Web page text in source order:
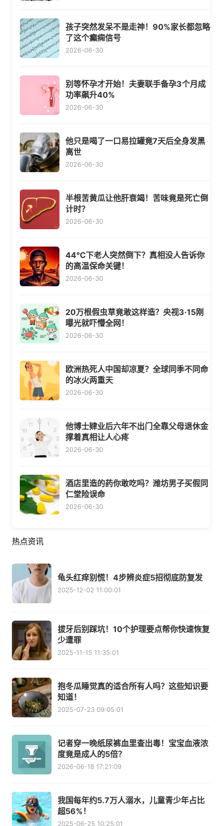
孩子突然发呆不是走神！90%家长都忽略
了这个癫痫信号
2026-06-30
别等怀孕才开始！夫妻联手备孕3个月成
功率飙升40%
2026-06-30
他只是喝了一口易拉罐竟7天后全身发黑
离世
2026-06-30
半根苦黄瓜让他肝衰竭！苦味竟是死亡倒
计时？
2026-06-30
44℃下老人突然倒下？真相没人告诉你
的高温保命关键！
2026-06-30
20万根假虫草竟敢这样造？央视3·15刚
曝光就吓懵全网！
2026-06-30
欧洲热死人中国却凉夏？全球同季不同命
的冰火两重天
2026-06-30
他博士肄业后六年不出门全靠父母退休金
撑着真相让人心疼
2026-06-30
酒店里造的药你敢吃吗？潍坊男子买假同
仁堂险误命
2026-06-30
热点资讯
龟头红痒别慌！4步辨炎症5招彻底防复发
2025-12-02 11:00:01
拔牙后别踩坑！10个护理要点帮你快速恢复
少遭罪
2025-11-15 11:35:01
抱冬瓜睡觉真的适合所有人吗？这些知识要
知道！
2025-07-23 09:05:01
记者穿一晚纸尿裤血里查出毒！宝宝血液浓
度竟是成人的5倍？
2026-06-18 17:21:09
我国每年约5.7万人溺水，儿童青少年占比
超56%！
2025-06-25 10:25:01